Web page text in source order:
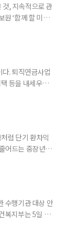
것, 지속적으로 관
원 ‘함께 할 미래
. 퇴직연금사업
등을 내세우며
질 수 있다.
럼 단기 환차익
어드는 중장년층
러로 내고
수행기관 대상 안
복지부는 5일 노